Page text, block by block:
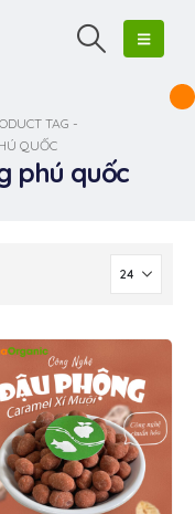
TAG -
QUỐC
phú quốc